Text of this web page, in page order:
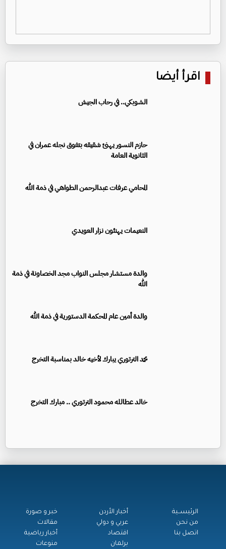
اقرأ أيضا
الشوبكي.. في رحاب الجيش
حازم النسور يهنئ شقيقه بتفوق نجله عمران في
الثانوية العامة
المحامي عرفات عبدالرحمن الطواهي في ذمة الله
النعيمات يهنئون نزار العويدي
والدة مستشار مجلس النواب مجد الخصاونة في ذمة
الله
والدة أمين عام المحكمة الدستورية في ذمة الله
محمد الترتوري يبارك لأخيه خالد بمناسبة التخرج
خالد عطالله محمود الترتوري .. مبارك التخرج
الرئيســية
من نحن
اتصل بنا
أخبار الأردن
عربي و دولي
اقتصاد
برلمان
خبر و صورة
مقالات
أخبار رياضية
منوعات